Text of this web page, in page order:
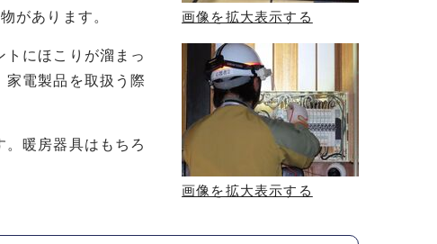
画像を拡大表示する
画像を拡大表示する
があります。
にほこりが溜まっ
電製品を取扱う際
暖房器具はもちろ